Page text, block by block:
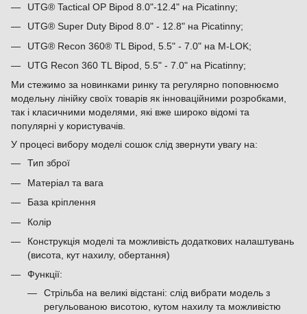
UTG® Tactical OP Bipod 8.0"-12.4" на Picatinny;
UTG® Super Duty Bipod 8.0" - 12.8" на Picatinny;
UTG® Recon 360® TL Bipod, 5.5" - 7.0" на M-LOK;
UTG Recon 360 TL Bipod, 5.5" - 7.0" на Picatinny;
Ми стежимо за новинками ринку та регулярно поповнюємо
модельну лінійку своїх товарів як інноваційними розробками,
так і класичними моделями, які вже широко відомі та
популярні у користувачів.
У процесі вибору моделі сошок слід звернути увагу на:
Тип зброї
Матеріал та вага
База кріплення
Колір
Конструкція моделі та можливість додаткових налаштувань
(висота, кут нахилу, обертання)
Функції:
Стрільба на великі відстані: слід вибрати модель з
регульованою висотою, кутом нахилу та можливістю